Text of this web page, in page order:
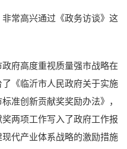
常高兴通过《政务访谈》这
府高度重视质量强市战略在
《临沂市人民政府关于实施
准创新贡献奖奖励办法》，
两项工作写入了政府工作报
代产业体系战略的激励措施